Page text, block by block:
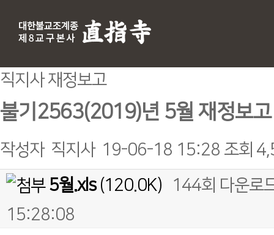
직지사 재정보고
불기2563(2019)년 5월 재정보고
작성자 직지사 19-06-18 15:28 조회
5월.xls(120.0K)
144회 다운로
15:28:08